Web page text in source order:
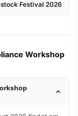
Festival 2026
Workshop